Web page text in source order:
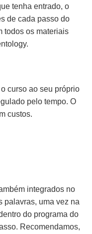
tenha entrado, o
de cada passo do
todos os materiais
curso ao seu próprio
pelo tempo. O
custos.
integrados no
palavras, uma vez na
do programa do
Recomendamos,